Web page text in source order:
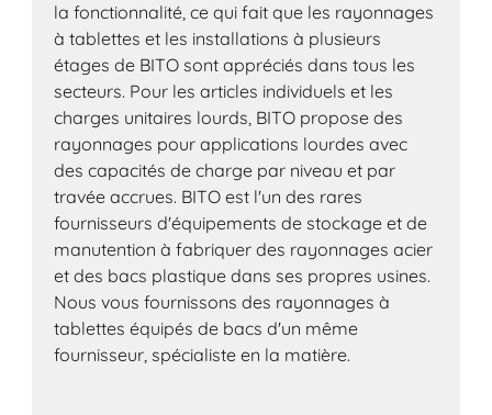
la fonctionnalité, ce qui fait que les rayonnages
à tablettes et les installations à plusieurs
étages de BITO sont appréciés dans tous les
secteurs. Pour les articles individuels et les
charges unitaires lourds, BITO propose des
rayonnages pour applications lourdes avec
des capacités de charge par niveau et par
travée accrues. BITO est l'un des rares
fournisseurs d'équipements de stockage et de
manutention à fabriquer des rayonnages acier
et des bacs plastique dans ses propres usines.
Nous vous fournissons des rayonnages à
tablettes équipés de bacs d'un même
fournisseur, spécialiste en la matière.